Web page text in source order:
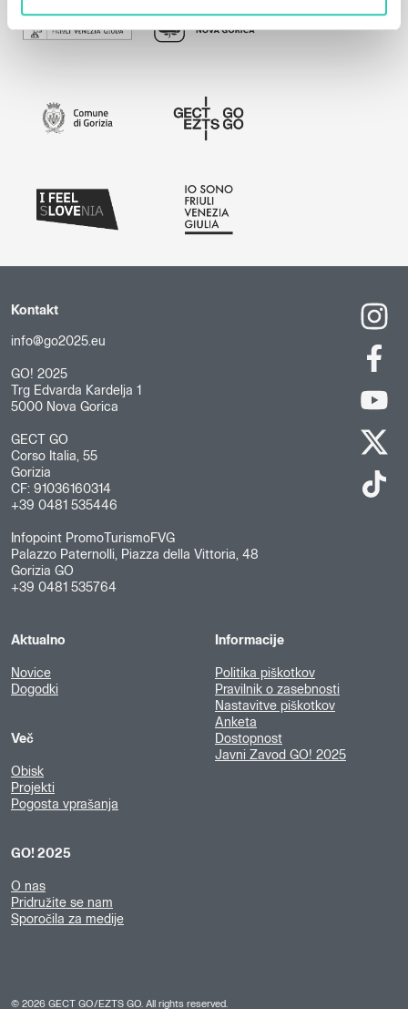
Kontakt
info@go2025.eu
GO! 2025
Trg Edvarda Kardelja 1
5000 Nova Gorica
GECT GO
Corso Italia, 55
Gorizia
CF: 91036160314
+39 0481 535446
Infopoint PromoTurismoFVG
Palazzo Paternolli, Piazza della Vittoria, 48
Gorizia GO
+39 0481 535764
Aktualno
Novice
Dogodki
Več
Obisk
Projekti
Pogosta vprašanja
GO! 2025
O nas
Pridružite se nam
Sporočila za medije
Informacije
Politika piškotkov
Pravilnik o zasebnosti
Nastavitve piškotkov
Anketa
Dostopnost
Javni Zavod GO! 2025
© 2026 GECT GO/EZTS GO. All rights reserved.